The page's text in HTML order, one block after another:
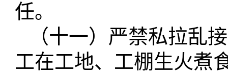
任。
（十一）严禁私拉乱
工在工地、工棚生火煮